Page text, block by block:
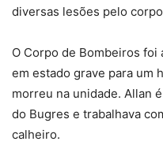
diversas lesões pelo corpo
O Corpo de Bombeiros foi
em estado grave para um
morreu na unidade. Allan
do Bugres e trabalhava
calheiro.